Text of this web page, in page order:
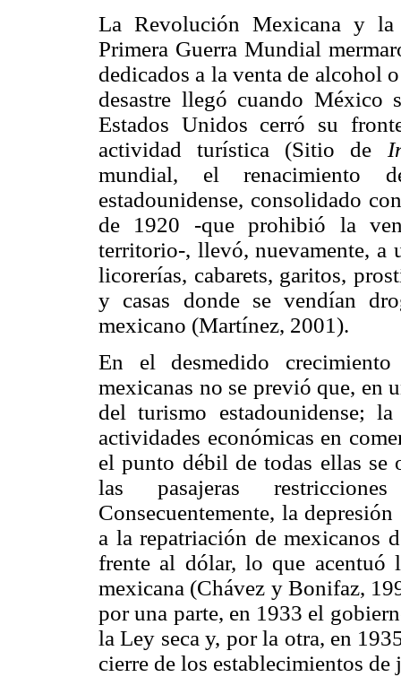
La Revolución Mexicana y
Primera Guerra Mundial
dedicados a la venta de alcohol
desastre llegó cuando México
Estados Unidos cerró su
actividad turística (Sitio de
mundial, el renacimiento
estadounidense, consolidado
de 1920 -que prohibió la
territorio-, llevó, nuevamente, a
licorerías, cabarets, garitos,
y casas donde se vendían
mexicano (Martínez, 2001).
En el desmedido
mexicanas no se previó que, en
del turismo estadounidense;
actividades económicas en
el punto débil de todas ellas se
las pasajeras
Consecuentemente, la
a la repatriación de mexicanos
frente al dólar, lo que acentuó
mexicana (Chávez y Bonifaz,
por una parte, en 1933 el
la Ley seca y, por la otra, en
cierre de los establecimientos